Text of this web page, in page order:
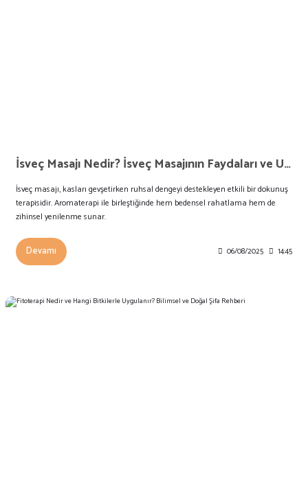
İsveç Masajı Nedir? İsveç Masajının Faydaları ve Uygulama Yöntemleri
İsveç masajı, kasları gevşetirken ruhsal dengeyi destekleyen etkili bir dokunuş
terapisidir. Aromaterapi ile birleştiğinde hem bedensel rahatlama hem de
zihinsel yenilenme sunar.
Devamı 06/08/2025 14:45